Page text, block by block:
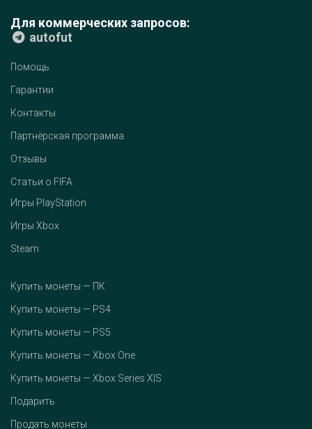
Для коммерческих запросов:
autofut
Помощь
Гарантии
Контакты
Партнёрская программа
Отзывы
Статьи о FIFA
Игры PlayStation
Игры Xbox
Steam
Купить монеты — ПК
Купить монеты — PS4
Купить монеты — PS5
Купить монеты — Xbox One
Купить монеты — Xbox Series X|S
Подарить
Продать монеты